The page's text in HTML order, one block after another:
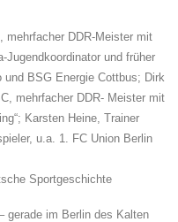
mehrfacher DDR-Meister mit
Jugendkoordinator und früher
und BSG Energie Cottbus; Dirk
mehrfacher DDR- Meister mit
Karsten Heine, Trainer
u.a. 1. FC Union Berlin
Sportgeschichte
gerade im Berlin des Kalten